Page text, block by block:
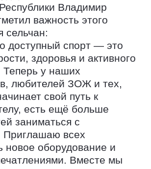
Владимир
важность этого
сельчан:
доступный спорт — это
здоровья и активного
Теперь у наших
любителей ЗОЖ и тех,
свой путь к
есть ещё больше
заниматься с
Приглашаю всех
новое оборудование и
Вместе мы